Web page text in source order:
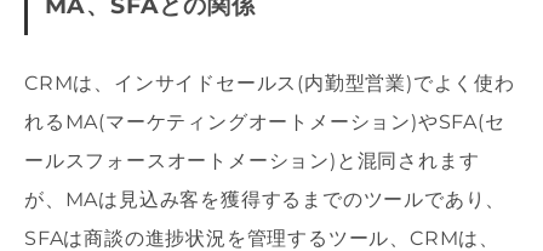
CRMは、インサイドセールス(内勤型営業)でよく使わ
れるMA(マーケティングオートメーション)やSFA(セ
ールスフォースオートメーション)と混同されます
が、MAは見込み客を獲得するまでのツールであり、
SFAは商談の進捗状況を管理するツール、CRMは、